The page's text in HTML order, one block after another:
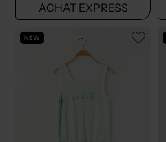
ACHAT EXPRESS
NEW